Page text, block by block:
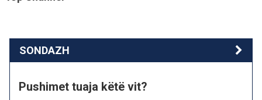
SONDAZH
Pushimet tuaja këtë vit?